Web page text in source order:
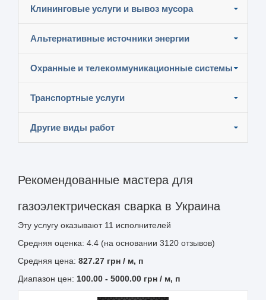
Клининговые услуги и вывоз мусора
Альтернативные источники энергии
Охранные и телекоммуникационные системы
Транспортные услуги
Другие виды работ
Рекомендованные мастера для
газоэлектрическая сварка в Украина
Эту услугу оказывают 11 исполнителей
Средняя оценка: 4.4 (на основании 3120 отзывов)
Средняя цена: 827.27 грн / м, п
Диапазон цен: 100.00 - 5000.00 грн / м, п